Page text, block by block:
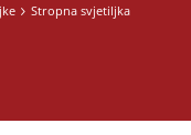
Stropna svjetiljka